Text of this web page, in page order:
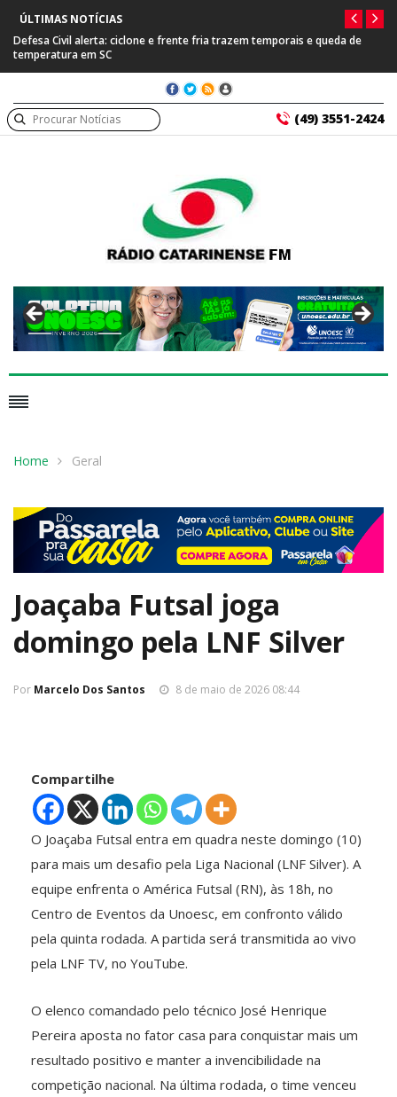
ÚLTIMAS NOTÍCIAS
Defesa Civil alerta: ciclone e frente fria trazem temporais e queda de
temperatura em SC
(49) 3551-2424
Home Geral
Joaçaba Futsal joga
domingo pela LNF Silver
Por Marcelo Dos Santos 8 de maio de 2026 08:44
Compartilhe
O Joaçaba Futsal entra em quadra neste domingo (10)
para mais um desafio pela Liga Nacional (LNF Silver). A
equipe enfrenta o América Futsal (RN), às 18h, no
Centro de Eventos da Unoesc, em confronto válido
pela quinta rodada. A partida será transmitida ao vivo
pela LNF TV, no YouTube.
O elenco comandado pelo técnico José Henrique
Pereira aposta no fator casa para conquistar mais um
resultado positivo e manter a invencibilidade na
competição nacional. Na última rodada, o time venceu